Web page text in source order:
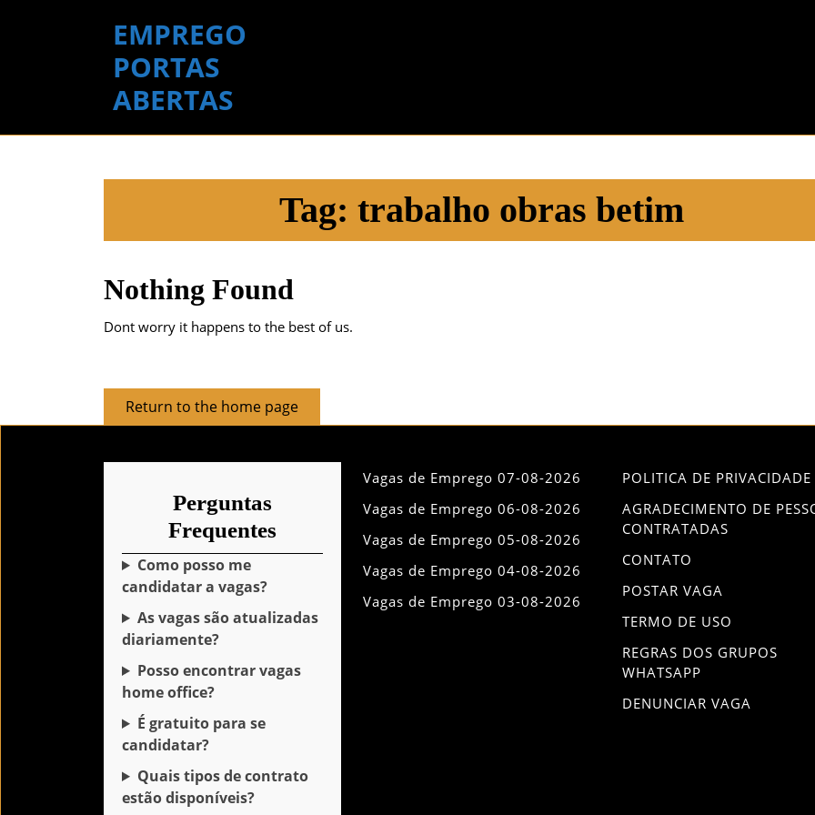
EMPREGO
PORTAS
ABERTAS
Tag: trabalho obras betim
Nothing Found
Dont worry it happens to the best of us.
Return to the home pageReturn
to
Perguntas
Frequentes
Como posso me
candidatar a vagas?
As vagas são atualizadas
diariamente?
Posso encontrar vagas
home office?
É gratuito para se
candidatar?
Quais tipos de contrato
estão disponíveis?
Vagas de Emprego 07-08-2026
Vagas de Emprego 06-08-2026
Vagas de Emprego 05-08-2026
Vagas de Emprego 04-08-2026
Vagas de Emprego 03-08-2026
POLITICA DE PRIVACIDADE
AGRADECIMENTO DE
CONTRATADAS
CONTATO
POSTAR VAGA
TERMO DE USO
REGRAS DOS GRUPOS
WHATSAPP
DENUNCIAR VAGA